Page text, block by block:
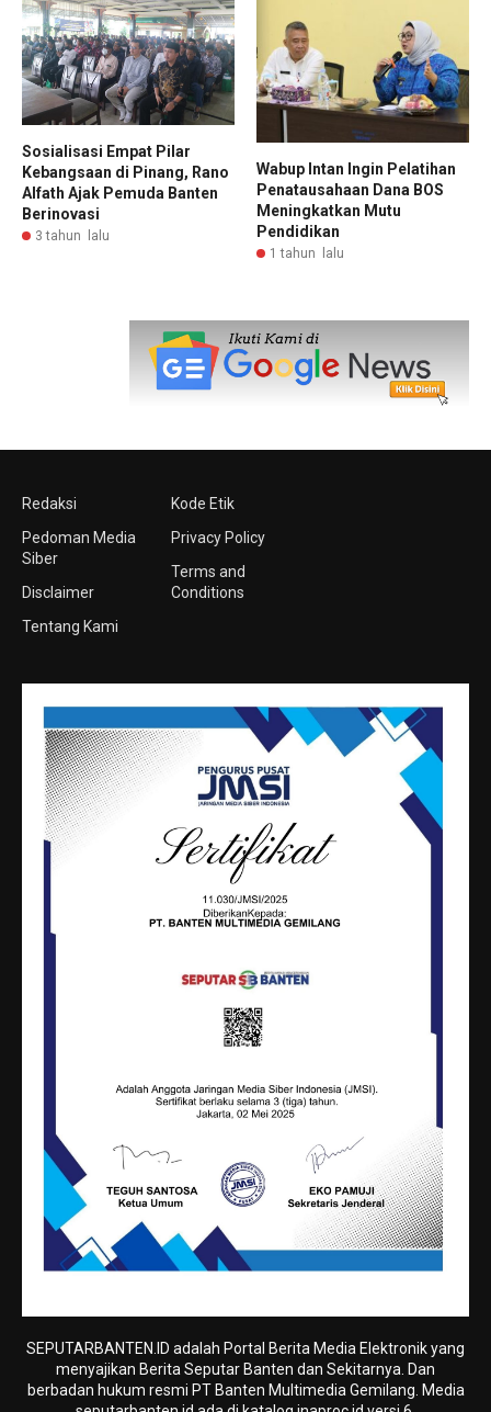
Sosialisasi Empat Pilar
Kebangsaan di Pinang, Rano
Alfath Ajak Pemuda Banten
Berinovasi
3 tahun lalu
Wabup Intan Ingin Pelatihan
Penatausahaan Dana BOS
Meningkatkan Mutu
Pendidikan
1 tahun lalu
Redaksi
Pedoman Media
Siber
Disclaimer
Tentang Kami
Kode Etik
Privacy Policy
Terms and
Conditions
SEPUTARBANTEN.ID adalah Portal Berita Media Elektronik yang
menyajikan Berita Seputar Banten dan Sekitarnya. Dan
berbadan hukum resmi PT Banten Multimedia Gemilang. Media